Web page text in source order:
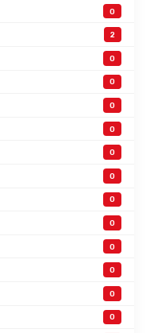
0
2
0
0
0
0
0
0
0
0
0
0
0
0